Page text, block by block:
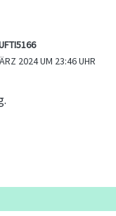
2024 UM 23:46 UHR